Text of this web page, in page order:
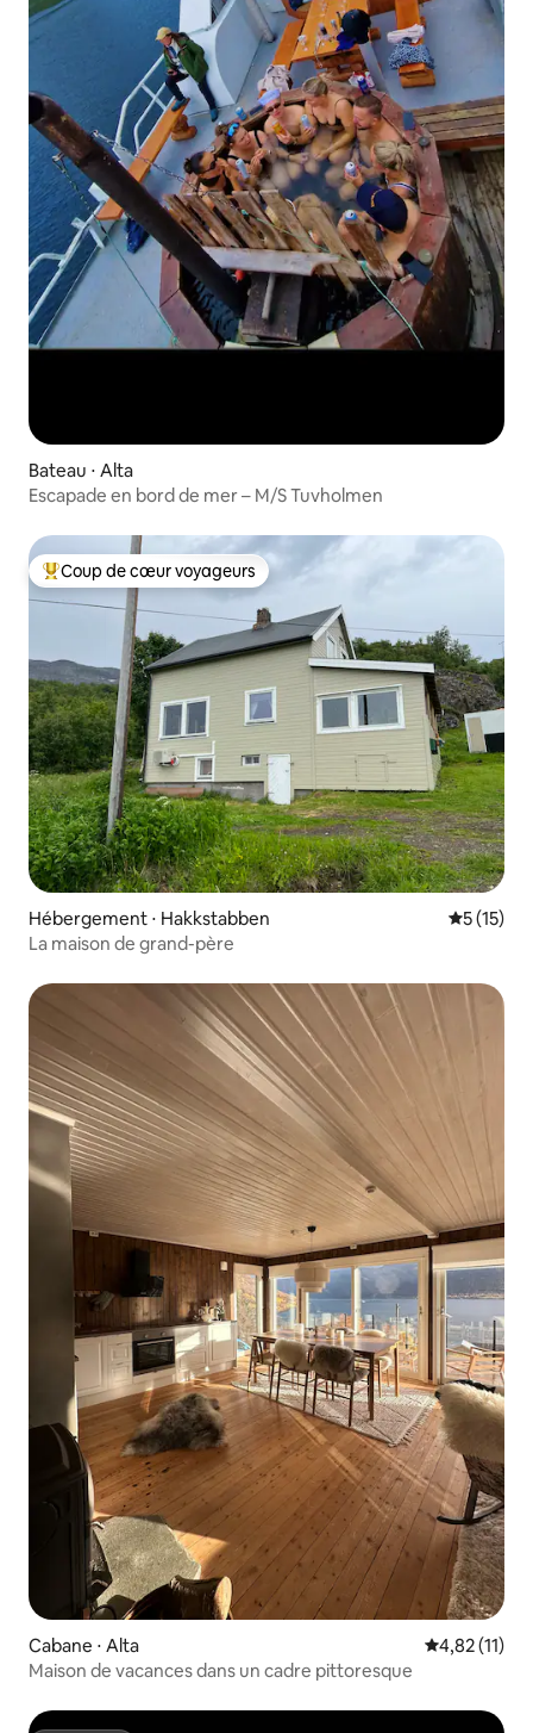
Bateau ⋅ Alta
Escapade en bord de mer – M/S Tuvholmen
Coups de cœur voyageurs les plus appréciés
Coup de cœur voyageurs
Hébergement ⋅ Hakkstabben
5 (15)
La maison de grand-père
Cabane ⋅ Alta Évaluation
4,82 (11)
Maison de vacances dans un cadre pittoresque